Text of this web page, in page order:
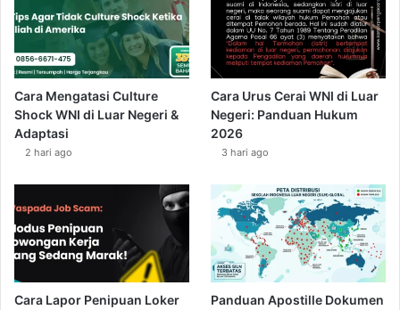
Cara Mengatasi Culture
Shock WNI di Luar Negeri &
Adaptasi
2 hari ago
Cara Urus Cerai WNI di Luar
Negeri: Panduan Hukum
2026
3 hari ago
Cara Lapor Penipuan Loker
Panduan Apostille Dokumen